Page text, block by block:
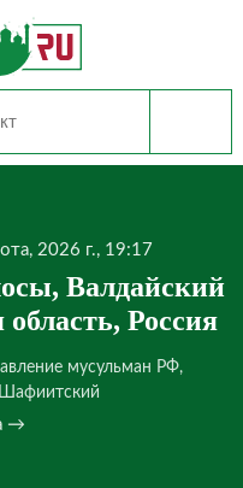
2026 г., 19:17
Валдайский
Россия
мусульман РФ,
→